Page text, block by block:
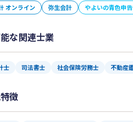
オンライン 弥生会計 やよいの青色申
な関連士業
士 司法書士 社会保険労務士 不動産
徴